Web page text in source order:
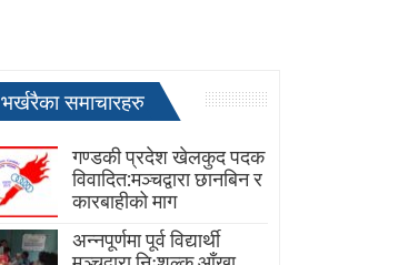
भर्खरैका समाचारहरु
गण्डकी प्रदेश खेलकुद पदक
विवादित:मञ्चद्वारा छानबिन र
कारबाहीको माग
अन्नपूर्णमा पूर्व विद्यार्थी